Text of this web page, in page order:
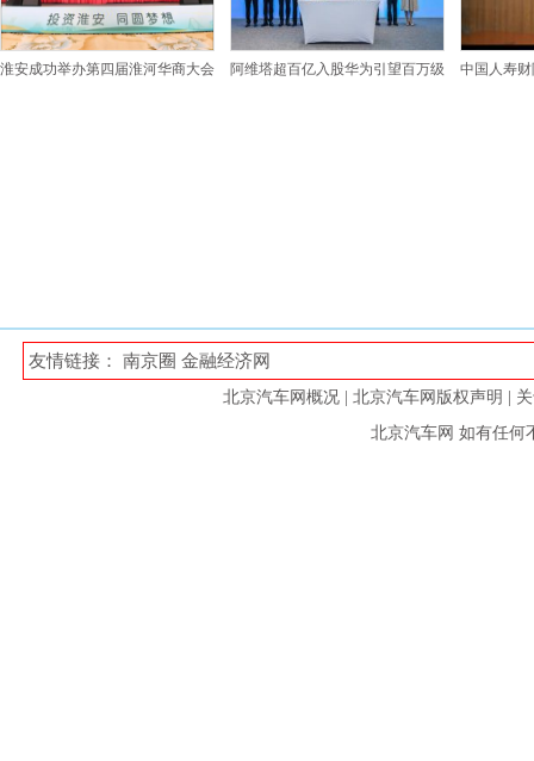
淮安成功举办第四届淮河华商大会 阿维塔超百亿入股华为引望百万级 中国人寿
友情链接： 南京圈 金融经济网
北京汽车网概况 北京汽车网版权声明
北京汽车网 如有任何